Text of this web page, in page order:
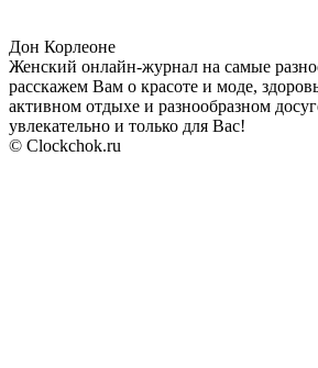
Дон Корлеоне
Женский онлайн-журнал на самые
расскажем Вам о красоте и моде,
активном отдыхе и разнообразном
увлекательно и только для Вас!
© Clockchok.ru